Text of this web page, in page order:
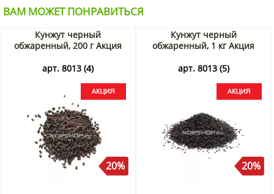
ВАМ МОЖЕТ ПОНРАВИТЬСЯ
Кунжут черный
обжаренный, 200 г Акция
арт. 8013 (4)
20%
Кунжут черный
обжаренный, 1 кг Акция
арт. 8013 (5)
20%